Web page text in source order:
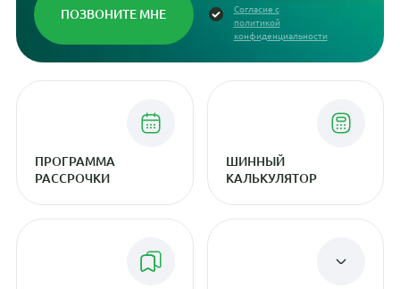
Согласие с
политикой
конфиденциальности
ПРОГРАММА
РАССРОЧКИ
ШИННЫЙ
КАЛЬКУЛЯТОР